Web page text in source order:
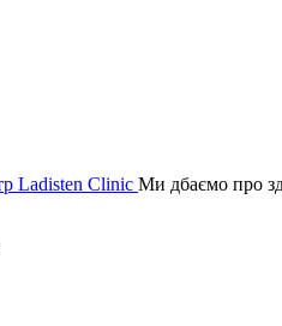
Ми дбаємо про